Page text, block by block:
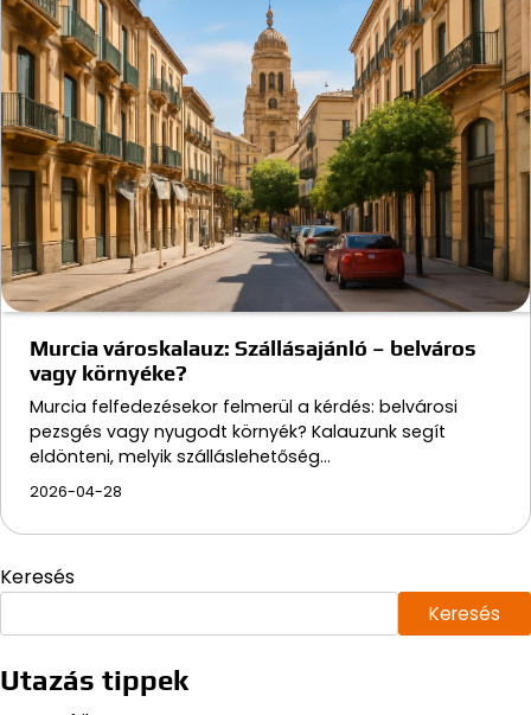
Murcia városkalauz: Szállásajánló – belváros
vagy környéke?
Murcia felfedezésekor felmerül a kérdés: belvárosi
pezsgés vagy nyugodt környék? Kalauzunk segít
eldönteni, melyik szálláslehetőség…
2026-04-28
Keresés
Keresés
Utazás tippek